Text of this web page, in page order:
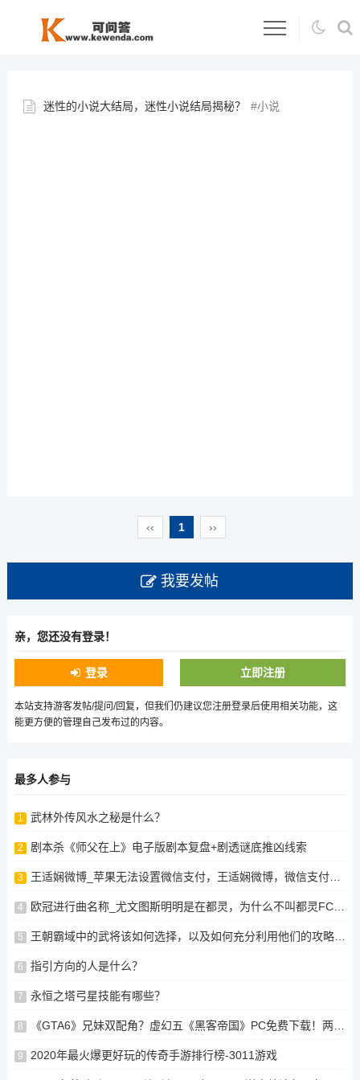
迷性的小说大结局，迷性小说结局揭秘？ 小说
‹‹ 1 ››
我要发帖
亲，您还没有登录！
登录 立即注册
本站支持游客发帖/提问/回复，但我们仍建议您注册登录后使用相关功能，这
能更方便的管理自己发布过的内容。
最多人参与
1 武林外传风水之秘是什么？
2 剧本杀《师父在上》电子版剧本复盘+剧透谜底推凶线索
3 王适娴微博_苹果无法设置微信支付，王适娴微博，微信支付未被苹果支持，王适娴微博显示无法设置微信支付，王适娴微博提示微信支付未被苹果支持，王适娴微博提示微信支付未被苹果支持，王适娴微博提示微信支付未被苹果支持
4 欧冠进行曲名称_尤文图斯明明是在都灵，为什么不叫都灵FC之类的，而是叫尤文图斯
5 王朝霸域中的武将该如何选择，以及如何充分利用他们的攻略？，王朝霸域，如何选择和利用武将的攻略策略，王朝霸域，选择与利用武将的攻略策略，王朝霸域，选将与攻略策略探析，揭秘王朝霸域，选将、攻略与策略探析
6 指引方向的人是什么？
7 永恒之塔弓星技能有哪些？
8 《GTA6》兄妹双配角？虚幻五《黑客帝国》PC免费下载！两款游戏免费领！
9 2020年最火爆更好玩的传奇手游排行榜-3011游戏